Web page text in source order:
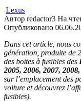
Lexus
Автор redactor3 На
Опубликовано
Dans cet article, nous
génération, produite de
des boites à fusibles des
2005, 2006, 2007,
sur l’emplacement des
voiture et découvrez
fusibles).